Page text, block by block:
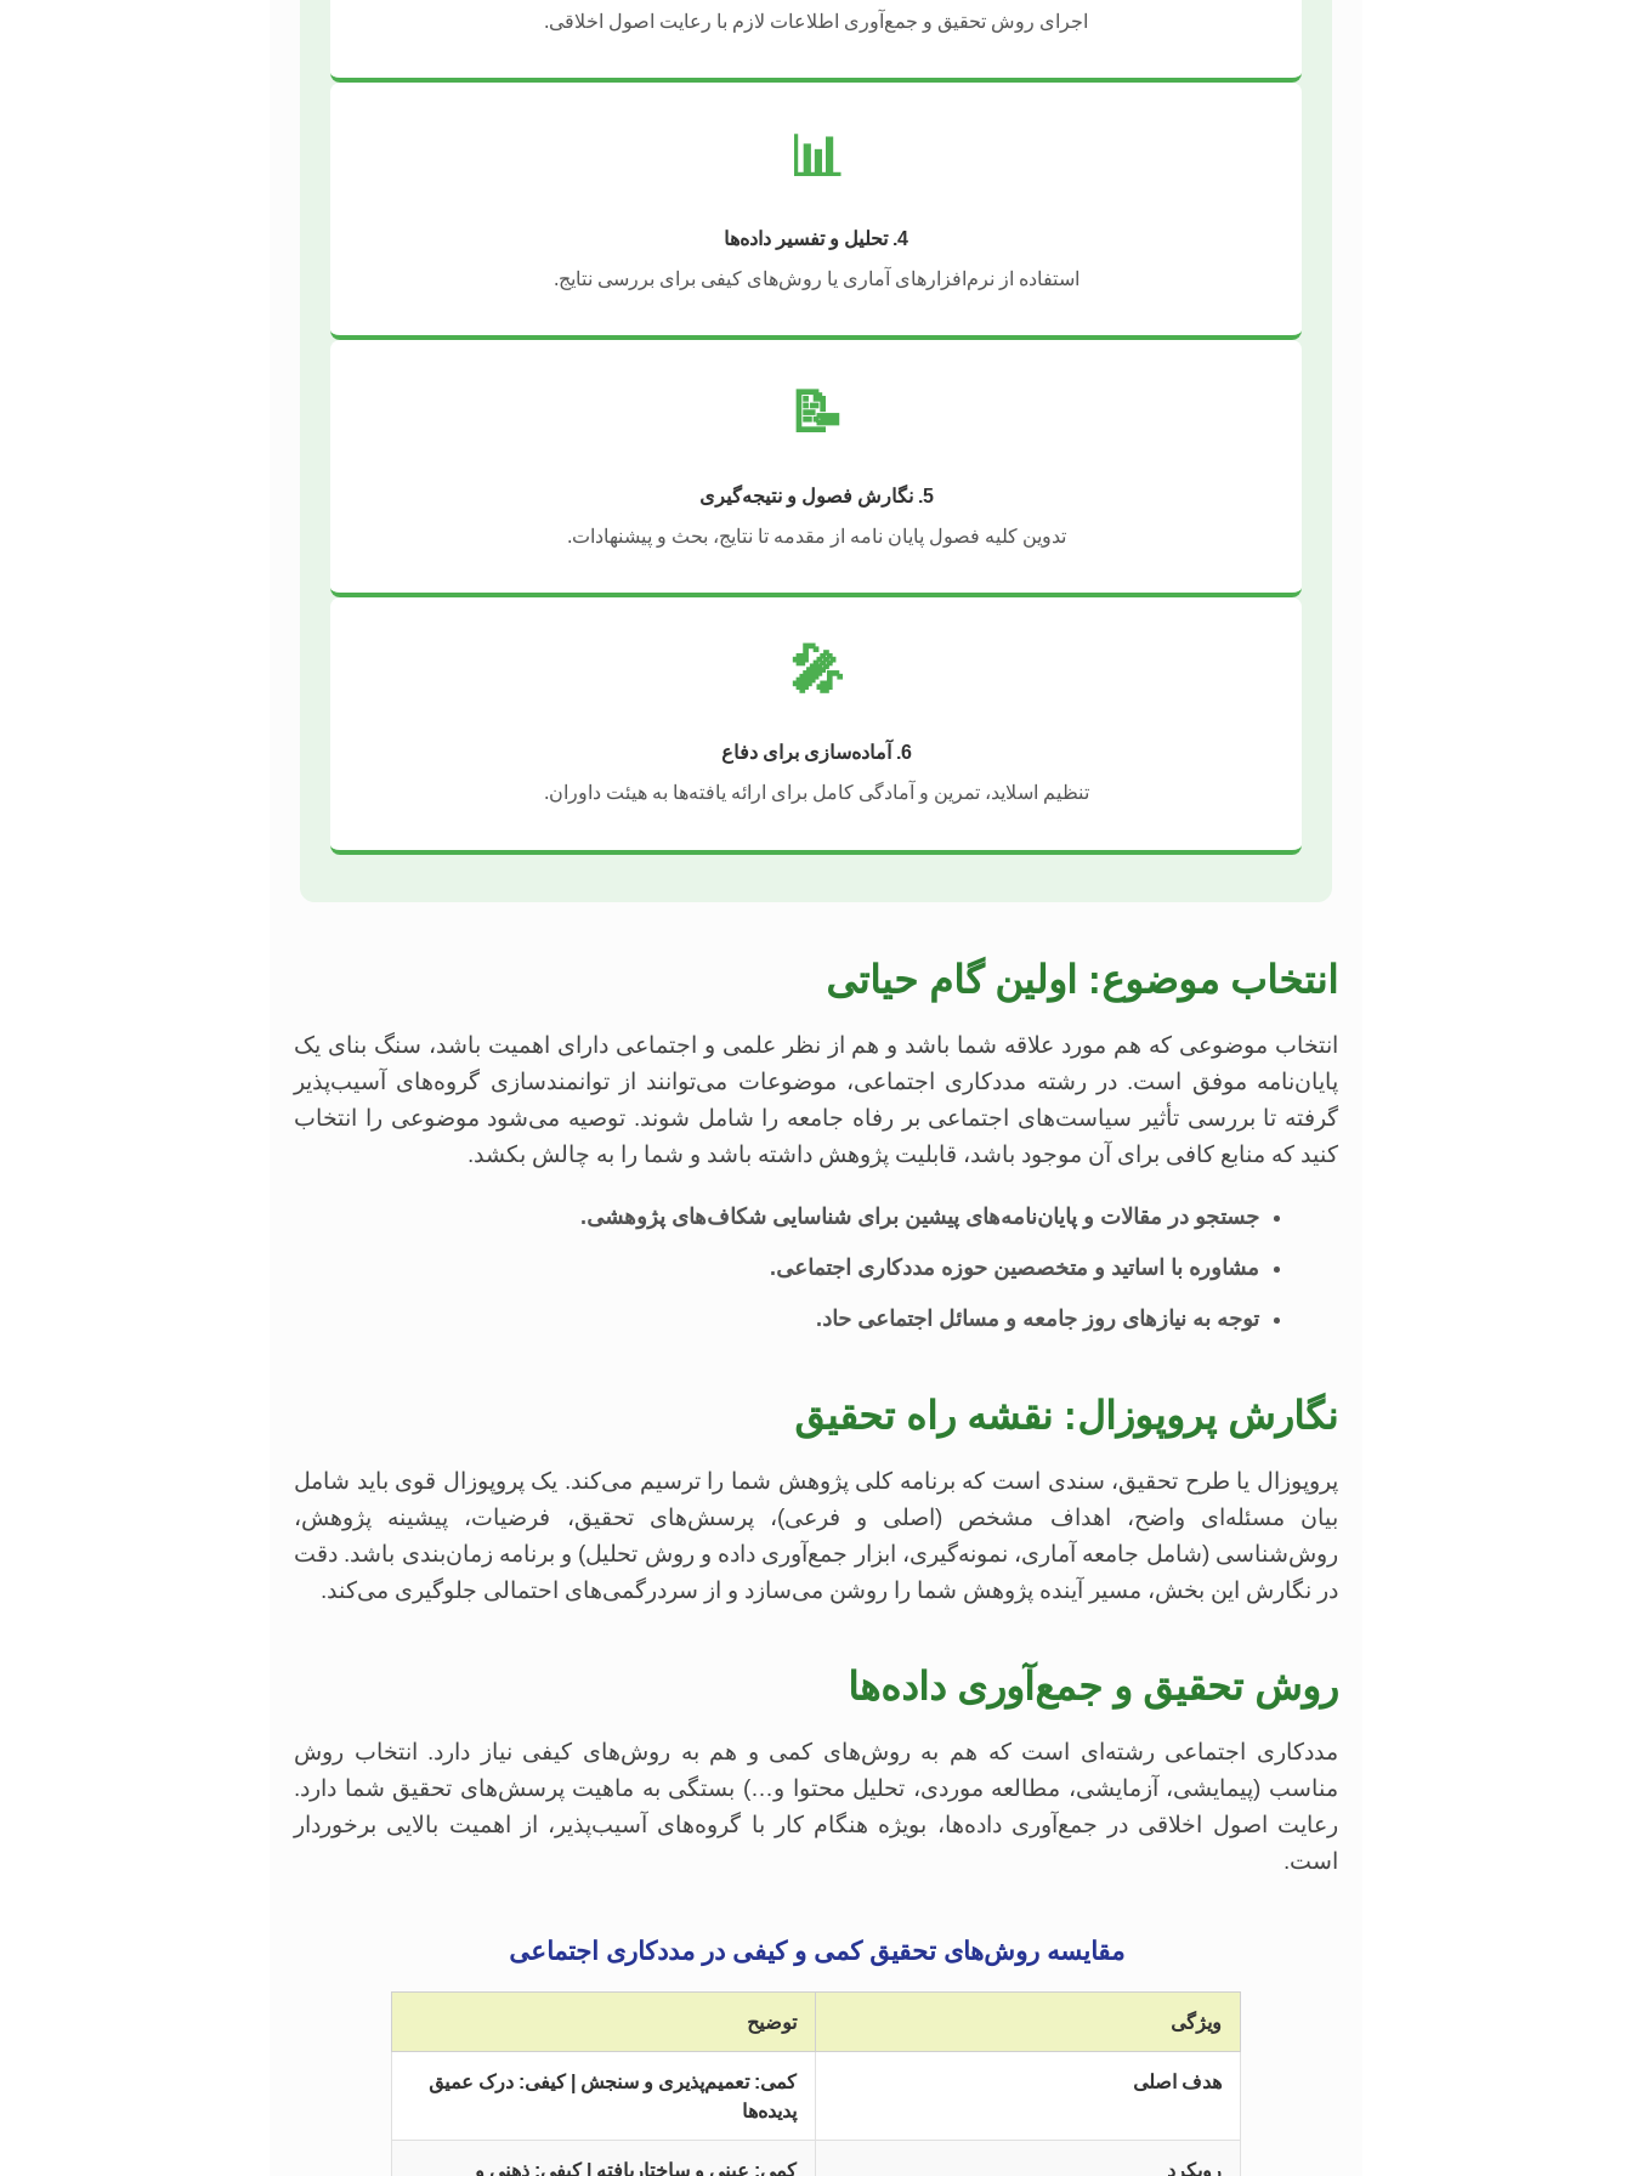
اجرای روش تحقیق و جمع‌آوری اطلاعات لازم با رعایت اصول اخلاقی.
📊
4. تحلیل و تفسیر داده‌ها
استفاده از نرم‌افزارهای آماری یا روش‌های کیفی برای بررسی نتایج.
📝
5. نگارش فصول و نتیجه‌گیری
تدوین کلیه فصول پایان نامه از مقدمه تا نتایج، بحث و پیشنهادات.
🎤
6. آماده‌سازی برای دفاع
تنظیم اسلاید، تمرین و آمادگی کامل برای ارائه یافته‌ها به هیئت داوران.
انتخاب موضوع: اولین گام حیاتی
انتخاب موضوعی که هم مورد علاقه شما باشد و هم از نظر علمی و اجتماعی دارای اهمیت باشد، سنگ بنای یک
پایان‌نامه موفق است. در رشته مددکاری اجتماعی، موضوعات می‌توانند از توانمندسازی گروه‌های آسیب‌پذیر
گرفته تا بررسی تأثیر سیاست‌های اجتماعی بر رفاه جامعه را شامل شوند. توصیه می‌شود موضوعی را انتخاب
کنید که منابع کافی برای آن موجود باشد، قابلیت پژوهش داشته باشد و شما را به چالش بکشد.
جستجو در مقالات و پایان‌نامه‌های پیشین برای شناسایی شکاف‌های پژوهشی.
مشاوره با اساتید و متخصصین حوزه مددکاری اجتماعی.
توجه به نیازهای روز جامعه و مسائل اجتماعی حاد.
نگارش پروپوزال: نقشه راه تحقیق
پروپوزال یا طرح تحقیق، سندی است که برنامه کلی پژوهش شما را ترسیم می‌کند. یک پروپوزال قوی باید شامل
بیان مسئله‌ای واضح، اهداف مشخص (اصلی و فرعی)، پرسش‌های تحقیق، فرضیات، پیشینه پژوهش،
روش‌شناسی (شامل جامعه آماری، نمونه‌گیری، ابزار جمع‌آوری داده و روش تحلیل) و برنامه زمان‌بندی باشد. دقت
در نگارش این بخش، مسیر آینده پژوهش شما را روشن می‌سازد و از سردرگمی‌های احتمالی جلوگیری می‌کند.
روش تحقیق و جمع‌آوری داده‌ها
مددکاری اجتماعی رشته‌ای است که هم به روش‌های کمی و هم به روش‌های کیفی نیاز دارد. انتخاب روش
مناسب (پیمایشی، آزمایشی، مطالعه موردی، تحلیل محتوا و…) بستگی به ماهیت پرسش‌های تحقیق شما دارد.
رعایت اصول اخلاقی در جمع‌آوری داده‌ها، بویژه هنگام کار با گروه‌های آسیب‌پذیر، از اهمیت بالایی برخوردار
است.
مقایسه روش‌های تحقیق کمی و کیفی در مددکاری اجتماعی
ویژگی توضیح
هدف اصلی
کمی: تعمیم‌پذیری و سنجش | کیفی: درک عمیق
پدیده‌ها
رویکرد کمی: عینی و ساختاریافته | کیفی: ذهنی و